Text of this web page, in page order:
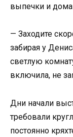
выпечки и
— Заходите
забирая у
светлую
включила, не
Дни начали
требовали
постоянно